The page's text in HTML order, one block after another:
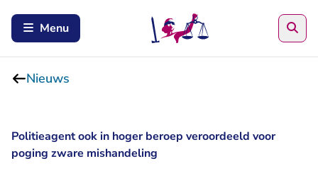
Menu
Nieuws
Politieagent ook in hoger beroep veroordeeld voor
poging zware mishandeling